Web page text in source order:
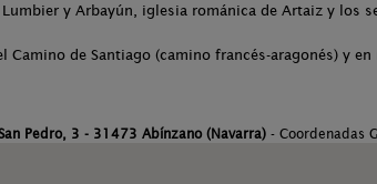
y Arbayún, iglesia románica de Artaiz y los
Camino de Santiago (camino francés-aragonés) y
Pedro, 3 - 31473 Abínzano (Navarra) - Coordenadas